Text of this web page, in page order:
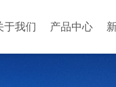
于我们 产品中心